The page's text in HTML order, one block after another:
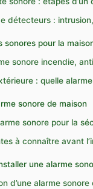
détecteurs :
sonores pour la
sonore incendie,
: quelle
sonore de maison
sonore pour la
à connaître avant
une alarme
d’une alarme